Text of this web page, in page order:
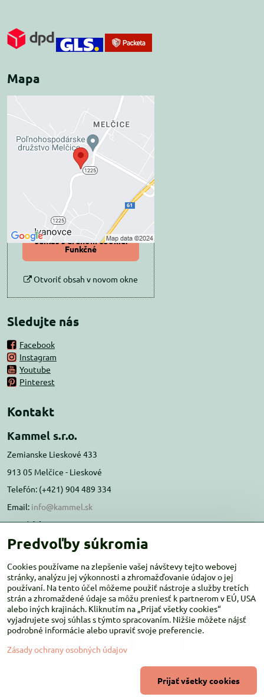
Mapa
Externý obsah je
blokovaný Voľbami
súkromia
Prajete si načítať externý obsah?
Povoliť tentokrát
Povoliť a zapamätať -
súhlas s druhom cookie:
Funkčné
Otvoriť obsah v novom okne
Sledujte nás
Facebook
Instagram
Youtube
Pinterest
Kontakt
Kammel s.r.o.
Zemianske Lieskové 433
913 05 Melčice - Lieskové
Telefón: (+421) 904 489 334
Email: info@kammel.sk
Prevádzka:
Administratívna budova PD Melčice
Otváracie hodiny:PO-ŠT 8:00 - 16:00
PIA-NE Zatvorené
Copyright
Zásady ochrany osobných údajov
Predvoľby súkromia
Cookies používame na zlepšenie vašej návštevy tejto webovej
stránky, analýzu jej výkonnosti a zhromažďovanie údajov o jej
používaní. Na tento účel môžeme použiť nástroje a služby tretích
strán a zhromaždené údaje sa môžu preniesť k partnerom v EÚ, USA
alebo iných krajinách. Kliknutím na „Prijať všetky cookies“
vyjadrujete svoj súhlas s týmto spracovaním. Nižšie môžete nájsť
podrobné informácie alebo upraviť svoje preferencie.
Zásady ochrany osobných údajov
Prijať všetky cookies